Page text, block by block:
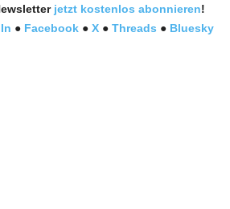
jetzt kostenlos abonnieren!
● Facebook ● X ● Threads ● Bluesky